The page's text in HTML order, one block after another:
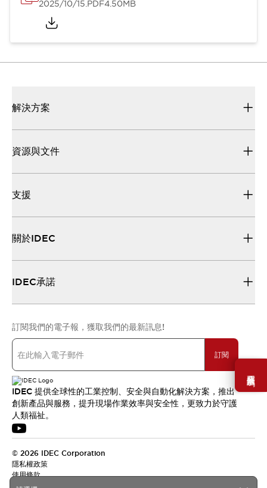
需要幫助嗎？
2025/10/15.PDF4.50MB
解決方案
資源與文件
支援
關於IDEC
IDEC承諾
訂閱我們的電子報，獲取我們的最新訊息!
訂閱
IDEC 提供全球性的工業控制、安全與自動化解決方案，推出
創新產品與服務，提升現場作業效率與安全性，更致力於守護
人類福祉。
© 2026 IDEC Corporation
隱私權政策
使用條款